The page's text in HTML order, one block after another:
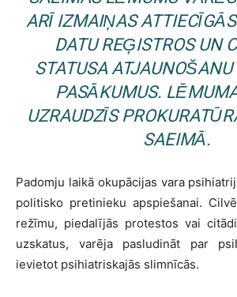
ARĪ IZMAIŅAS
DATU REĢISTROS UN
STATUSA
PASĀKUMUS.
UZRAUDZĪS
SAEIMĀ.
Padomju laikā okupācijas vara
politisko pretinieku apspiešanai.
režīmu, piedalījās protestos vai
uzskatus, varēja pasludināt par
ievietot psihiatriskajās slimnīcās.